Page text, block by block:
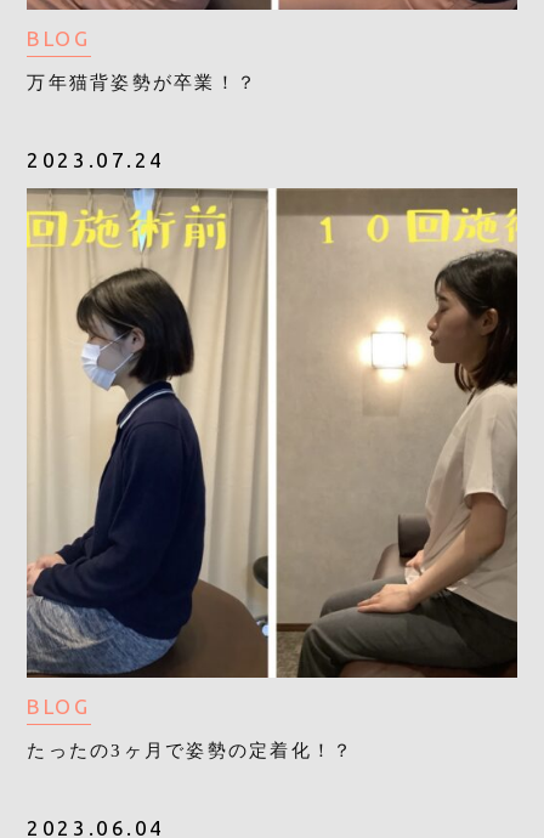
BLOG
万年猫背姿勢が卒業！？
2023.07.24
BLOG
たったの3ヶ月で姿勢の定着化！？
2023.06.04